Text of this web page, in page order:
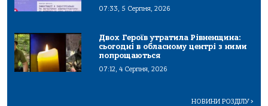
07:33, 5 Серпня, 2026
Двох Героїв утратила Рівненщина:
сьогодні в обласному центрі з ними
попрощаються
07:12, 4 Серпня, 2026
НОВИНИ РОЗДІЛУ>